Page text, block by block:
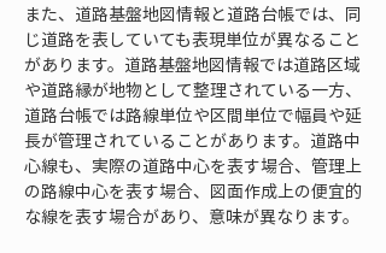
また、道路基盤地図情報と道路台帳では、同
じ道路を表していても表現単位が異なること
があります。道路基盤地図情報では道路区域
や道路縁が地物として整理されている一方、
道路台帳では路線単位や区間単位で幅員や延
長が管理されていることがあります。道路中
心線も、実際の道路中心を表す場合、管理上
の路線中心を表す場合、図面作成上の便宜的
な線を表す場合があり、意味が異なります。